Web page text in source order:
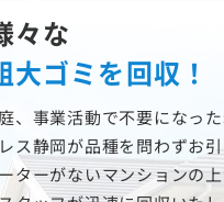
々な
大ゴミを回収！
、事業活動で不要になっ
ス静岡が品種を問わずお
ターがないマンションの